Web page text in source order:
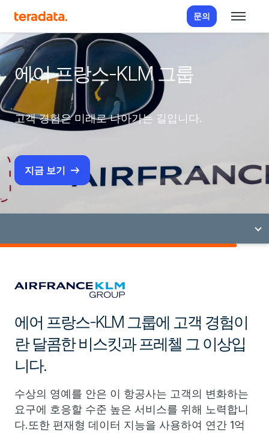
문의
에어 프랑스-KLM 그룹
고객 경험은 미래로 나아가는 길입니다.
지금 보기
에어 프랑스-KLM 그룹에 고객 경험이
란 달콤한 비스킷과 프레첼 그 이상입
니다.
수상의 영예를 안은 이 항공사는 고객의 변화하는
요구에 호응할 수준 높은 서비스를 위해 노력합니
다.또한 편재형 데이터 지능을 사용하여 연간 1억